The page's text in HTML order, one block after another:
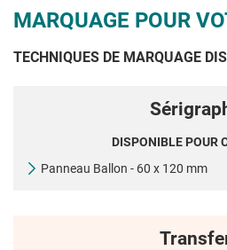
MARQUAGE POUR
TECHNIQUES DE MARQUAGE
DISPONIBLE POUR
Panneau Ballon - 60 x 120 mm